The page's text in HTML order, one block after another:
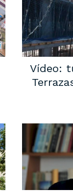
Vídeo: